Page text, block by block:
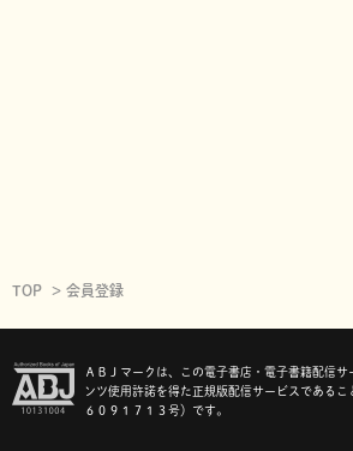
TOP 会員登録
ＡＢＪマークは、この電子書店・電子書籍配信
ンツ使用許諾を得た正規版配信サービスである
６０９１７１３号）です。